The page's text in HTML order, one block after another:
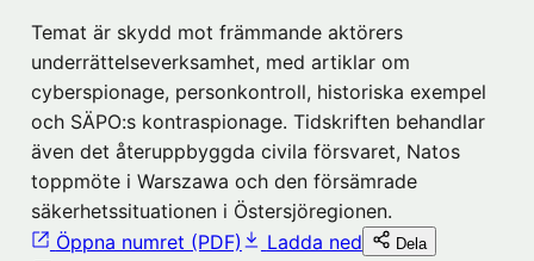
Temat är skydd mot främmande aktörers
underrättelseverksamhet, med artiklar om
cyberspionage, personkontroll, historiska exempel
och SÄPO:s kontraspionage. Tidskriften behandlar
även det återuppbyggda civila försvaret, Natos
toppmöte i Warszawa och den försämrade
säkerhetssituationen i Östersjöregionen.
Öppna numret (PDF)
Ladda ned Dela